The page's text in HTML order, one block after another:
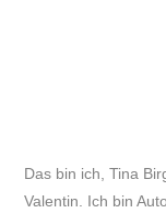
Das bin ich, Tina
Valentin. Ich bin